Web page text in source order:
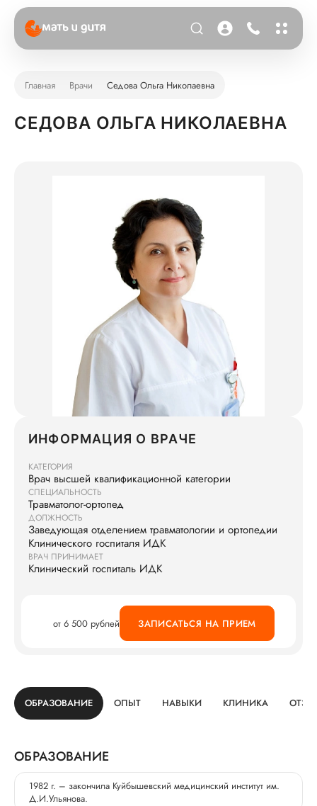
Главная Врачи Седова Ольга Николаевна
СЕДОВА ОЛЬГА НИКОЛАЕВНА
ИНФОРМАЦИЯ О ВРАЧЕ
КАТЕГОРИЯ
Врач высшей квалификационной категории
СПЕЦИАЛЬНОСТЬ
Травматолог-ортопед
ДОЛЖНОСТЬ
Заведующая отделением травматологии и ортопедии
Клинического госпиталя ИДК
ВРАЧ ПРИНИМАЕТ
Клинический госпиталь ИДК
от 6 500 рублей ЗАПИСАТЬСЯ НА ПРИЕМ
ОБРАЗОВАНИЕ ОПЫТ НАВЫКИ КЛИНИКА
ОБРАЗОВАНИЕ
1982 г. – закончила Куйбышевский медицинский институт им.
Д.И.Ульянова.